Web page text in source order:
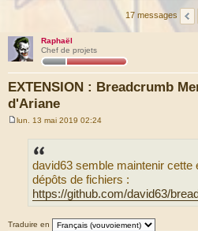
17 messages
Raphaël
Chef de projets
EXTENSION : Breadcrumb
d'Ariane
lun. 13 mai 2019 02:24
david63 semble maintenir cette
dépôts de fichiers :
https://github.com/david63/
Traduire en